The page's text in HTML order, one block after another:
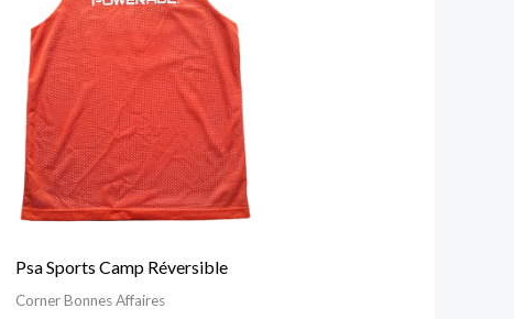
Psa Sports Camp Réversible
Corner Bonnes Affaires